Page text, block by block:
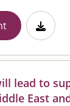
lead to
East